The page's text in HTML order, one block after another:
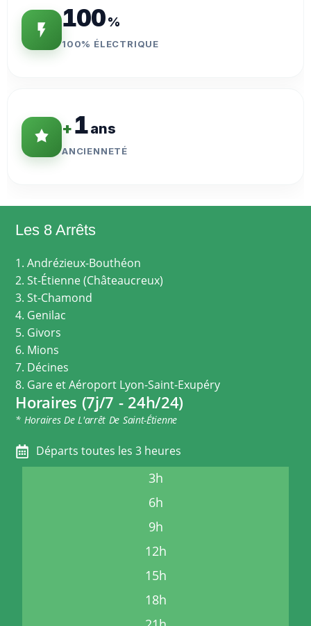
100%
100% ÉLECTRIQUE
+1ans
ANCIENNETÉ
Les 8 Arrêts
1. Andrézieux-Bouthéon
2. St-Étienne (Châteaucreux)
3. St-Chamond
4. Genilac
5. Givors
6. Mions
7. Décines
8. Gare et Aéroport Lyon-Saint-Exupéry
Horaires (7j/7 - 24h/24)
* Horaires De L'arrêt De Saint-Étienne
Départs toutes les 3 heures
3h
6h
9h
12h
15h
18h